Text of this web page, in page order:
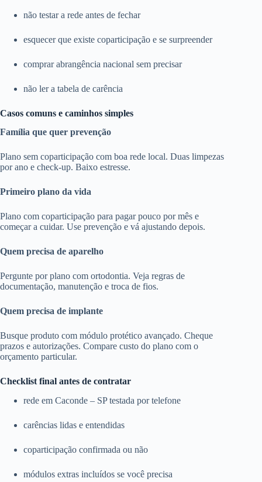
não testar a rede antes de fechar
esquecer que existe coparticipação e se surpreender
comprar abrangência nacional sem precisar
não ler a tabela de carência
Casos comuns e caminhos simples
Família que quer prevenção
Plano sem coparticipação com boa rede local. Duas limpezas
por ano e check-up. Baixo estresse.
Primeiro plano da vida
Plano com coparticipação para pagar pouco por mês e
começar a cuidar. Use prevenção e vá ajustando depois.
Quem precisa de aparelho
Pergunte por plano com ortodontia. Veja regras de
documentação, manutenção e troca de fios.
Quem precisa de implante
Busque produto com módulo protético avançado. Cheque
prazos e autorizações. Compare custo do plano com o
orçamento particular.
Checklist final antes de contratar
rede em Caconde – SP testada por telefone
carências lidas e entendidas
coparticipação confirmada ou não
módulos extras incluídos se você precisa